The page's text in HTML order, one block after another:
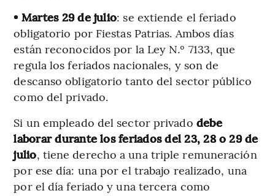
• Martes 29 de julio: se extiende el feriado
obligatorio por Fiestas Patrias. Ambos días
están reconocidos por la Ley N.º 7133, que
regula los feriados nacionales, y son de
descanso obligatorio tanto del sector público
como del privado.
Si un empleado del sector privado debe
laborar durante los feriados del 23, 28 o 29 de
julio, tiene derecho a una triple remuneración
por ese día: una por el trabajo realizado, una
por el día feriado y una tercera como